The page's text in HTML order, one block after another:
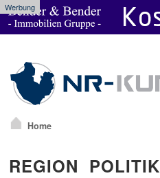
Werbung
Home
REGION POLITIK